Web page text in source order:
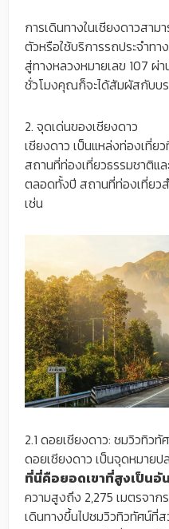
การเดินทางในเชียงดาวสา
ตัวหรือใช้บริการรถประจำท
สู่ทางหลวงหมายเลข 107 ผ่
ชั่วโมงคุณก็จะได้สัมผัสกับบ
2. จุดเด่นของเชียงดาว
เชียงดาว เป็นแหล่งท่องเที่ย
สถานที่ท่องเที่ยวธรรมชาติแ
ตลอดทั้งปี สถานที่ท่องเที่ยว
เช่น
2.1 ดอยเชียงดาว: ชมวิวทิว
ดอยเชียงดาว เป็นจุดหมาย
ที่นี่คือยอดเขาที่สูงเป็นอั
ความสูงถึง 2,275 เมตรจาก
เดินทางขึ้นไปชมวิวทิวทัศน์ที่